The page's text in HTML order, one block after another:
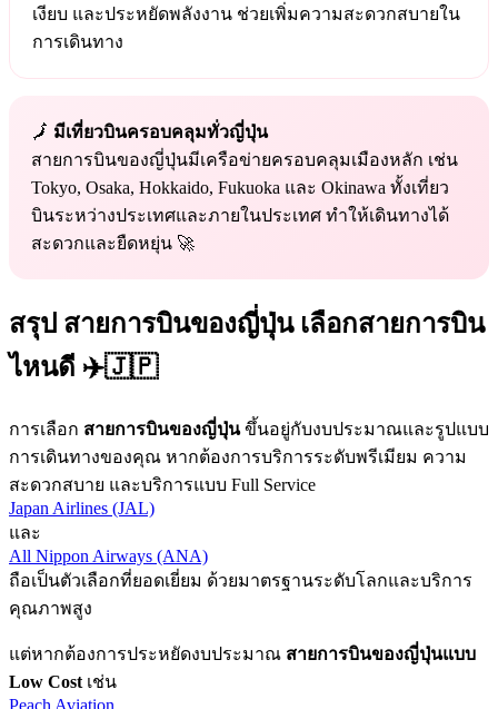
เงียบ และประหยัดพลังงาน ช่วยเพิ่มความสะดวกสบายใน
การเดินทาง
🗾 มีเที่ยวบินครอบคลุมทั่วญี่ปุ่น
สายการบินของญี่ปุ่นมีเครือข่ายครอบคลุมเมืองหลัก เช่น
Tokyo, Osaka, Hokkaido, Fukuoka และ Okinawa ทั้งเที่ยว
บินระหว่างประเทศและภายในประเทศ ทำให้เดินทางได้
สะดวกและยืดหยุ่น 🚀
สรุป สายการบินของญี่ปุ่น เลือกสายการบิน
ไหนดี ✈️🇯🇵
การเลือก สายการบินของญี่ปุ่นขึ้นอยู่กับงบประมาณและรูปแบบ
การเดินทางของคุณ หากต้องการบริการระดับพรีเมียม ความ
สะดวกสบาย และบริการแบบ Full Service
Japan Airlines (JAL)
และ
All Nippon Airways (ANA)
ถือเป็นตัวเลือกที่ยอดเยี่ยม ด้วยมาตรฐานระดับโลกและบริการ
คุณภาพสูง
แต่หากต้องการประหยัดงบประมาณ สายการบินของญี่ปุ่นแบบ
Low Cost เช่น
Peach Aviation